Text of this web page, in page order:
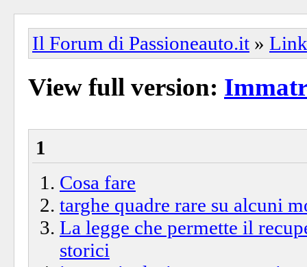
Il Forum di Passioneauto.it »
View full version:
1
Cosa fare
targhe quadre rare su alcuni
La legge che permette il
storici